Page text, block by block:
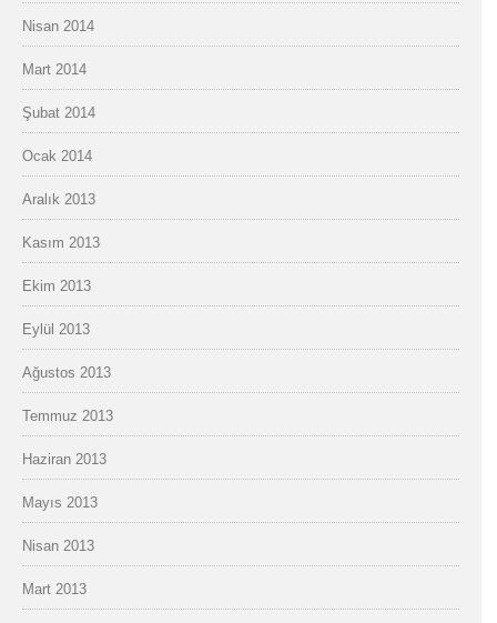
Nisan 2014
Mart 2014
Şubat 2014
Ocak 2014
Aralık 2013
Kasım 2013
Ekim 2013
Eylül 2013
Ağustos 2013
Temmuz 2013
Haziran 2013
Mayıs 2013
Nisan 2013
Mart 2013